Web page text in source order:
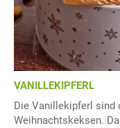
VANILLEKIPFERL
Die Vanillekipferl sind
Weihnachtskeksen.